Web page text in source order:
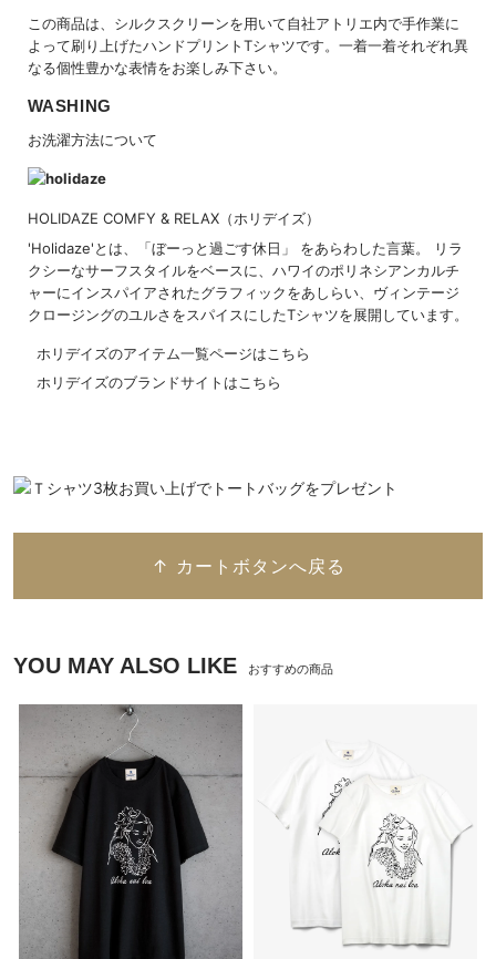
この商品は、シルクスクリーンを用いて自社アトリエ内で手作業に
よって刷り上げたハンドプリントTシャツです。一着一着それぞれ異
なる個性豊かな表情をお楽しみ下さい。
WASHING
お洗濯方法について
HOLIDAZE COMFY & RELAX（ホリデイズ）
'Holidaze'とは、「ぼーっと過ごす休日」 をあらわした言葉。 リラ
クシーなサーフスタイルをベースに、ハワイのポリネシアンカルチ
ャーにインスパイアされたグラフィックをあしらい、ヴィンテージ
クロージングのユルさをスパイスにしたTシャツを展開しています。
ホリデイズのアイテム一覧ページはこちら
ホリデイズのブランドサイトはこちら
↑ カートボタンへ戻る
YOU MAY ALSO LIKE おすすめの商品